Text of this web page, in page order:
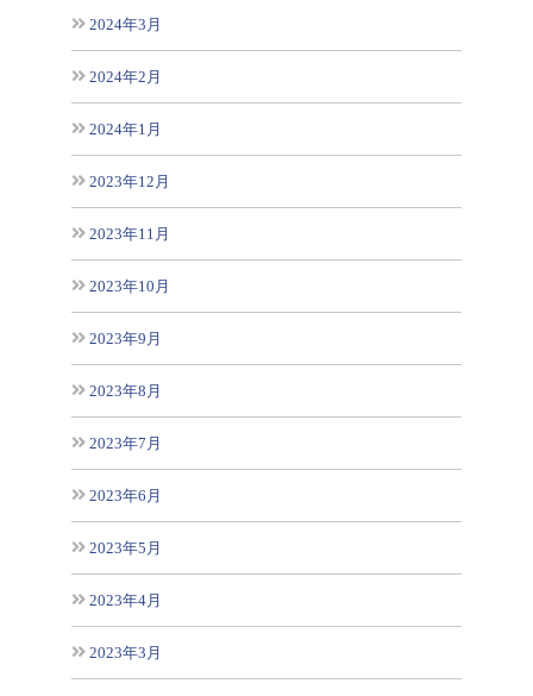
2024年3月
2024年2月
2024年1月
2023年12月
2023年11月
2023年10月
2023年9月
2023年8月
2023年7月
2023年6月
2023年5月
2023年4月
2023年3月